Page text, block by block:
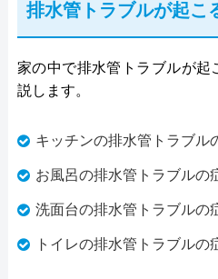
排水管トラブルが起こ
家の中で排水管トラブルが起
説します。
キッチンの排水管トラブル
お風呂の排水管トラブルの
洗面台の排水管トラブルの
トイレの排水管トラブルの